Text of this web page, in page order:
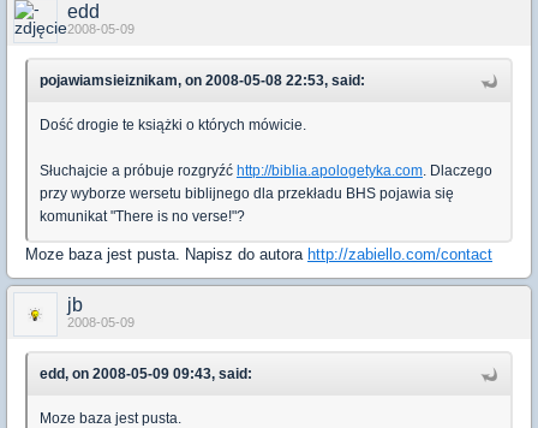
edd
2008-05-09
pojawiamsieiznikam, on 2008-05-08 22:53, said:
Dość drogie te książki o których mówicie.
Słuchajcie a próbuje rozgryźć http://biblia.apologetyka.com. Dlaczego
przy wyborze wersetu biblijnego dla przekładu BHS pojawia się
komunikat "There is no verse!"?
Moze baza jest pusta. Napisz do autora http://zabiello.com/contact
jb
2008-05-09
edd, on 2008-05-09 09:43, said:
Moze baza jest pusta.